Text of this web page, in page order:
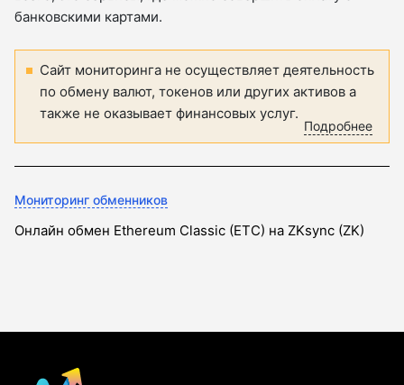
банковскими картами.
Сайт мониторинга не осуществляет деятельность
по обмену валют, токенов или других активов а
также не оказывает финансовых услуг.
Подробнее
Мониторинг обменников
Онлайн обмен Ethereum Classic (ETC) на ZKsync (ZK)